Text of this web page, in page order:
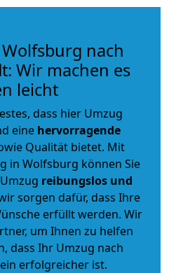
nach
Wir machen es
leicht
dass hier Umzug
eine hervorragende
Qualität bietet. Mit
in Wolfsburg können Sie
reibungslos und
sorgen dafür, dass Ihre
erfüllt werden. Wir
um Ihnen zu helfen
dass Ihr Umzug nach
erfolgreicher ist.